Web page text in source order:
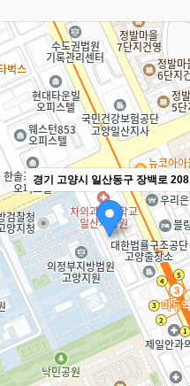
경기 고양시 일산동구 장백로 208